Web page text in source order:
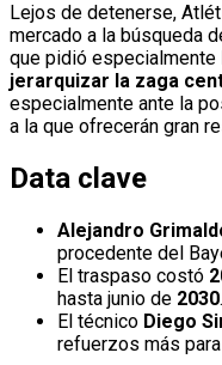
Lejos de detenerse,
mercado a la búsqueda
que pidió especialmente
jerarquizar la zaga
especialmente ante la
a la que ofrecerán gran
Data clave
Alejandro
procedente del
El traspaso costó
hasta junio de 2030.
El técnico Diego
refuerzos más